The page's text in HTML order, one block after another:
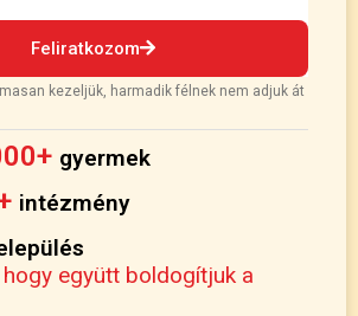
Feliratkozom
kezeljük, harmadik félnek nem adjuk át
gyermek
intézmény
együtt boldogítjuk a